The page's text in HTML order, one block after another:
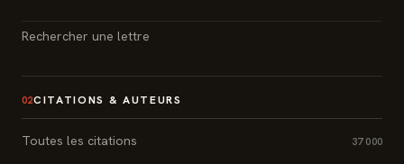
Rechercher une lettre
02CITATIONS & AUTEURS
Toutes les citations 37 000